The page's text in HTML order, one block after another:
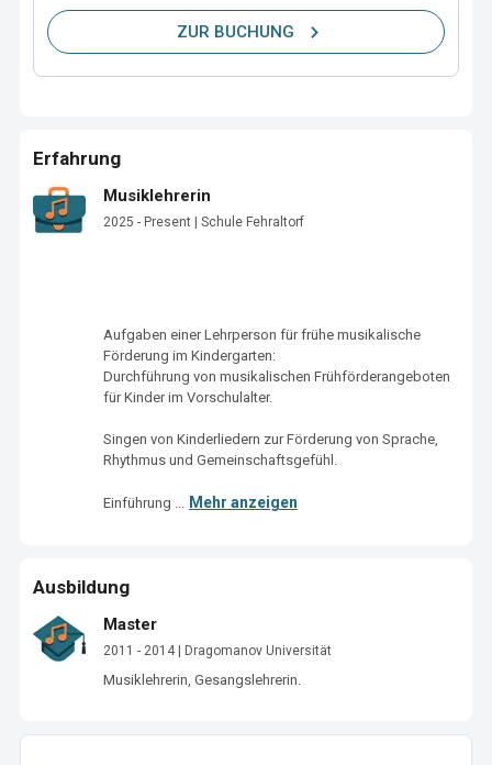
ZUR BUCHUNG
Erfahrung
Musiklehrerin
2025 - Present | Schule Fehraltorf
Aufgaben einer Lehrperson für frühe musikalische
Förderung im Kindergarten:
Durchführung von musikalischen Frühförderangeboten
für Kinder im Vorschulalter.
Singen von Kinderliedern zur Förderung von Sprache,
Rhythmus und Gemeinschaftsgefühl.
Einführung ... Mehr anzeigen
Ausbildung
Master
2011 - 2014 | Dragomanov Universität
Musiklehrerin, Gesangslehrerin.